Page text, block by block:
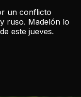
un conflicto
ruso. Madelón lo
este jueves.